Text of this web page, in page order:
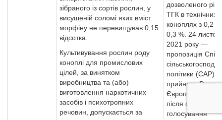
дозволеного
ТГК в технічних
коноплях з 0,2
0,3 %. 24
2021 року —
пропозиція
політики (CAP)
прийнята Радою
Європейського
після
голосування
зібраного із сортів рослин, у
висушеній соломі яких вміст
морфіну не перевищував 0,15
відсотка.
Культивування рослин роду
коноплі для промислових
цілей, за винятком
виробництва та (або)
виготовлення наркотичних
засобів і психотропних
речовин, допускається за